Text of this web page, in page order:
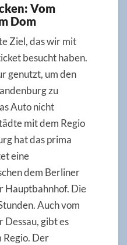
Vom
Dom
Ziel, das wir mit
besucht haben.
genutzt, um den
zu
Auto nicht
mit dem Regio
hat das prima
eine
dem Berliner
Hauptbahnhof. Die
Auch vom
Dessau, gibt es
Regio. Der